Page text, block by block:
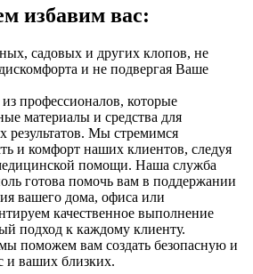
избавим вас:
садовых и других клопов, не
и не подвергая Ваше
профессионалов, которые
материалы и средства для
результатов. Мы стремимся
и комфорт наших клиентов, следуя
помощи. Наша служба
готова помочь вам в поддержании
вашего дома, офиса или
качественное выполнение
подход к каждому клиенту.
поможем вам создать безопасную и
и ваших близких.